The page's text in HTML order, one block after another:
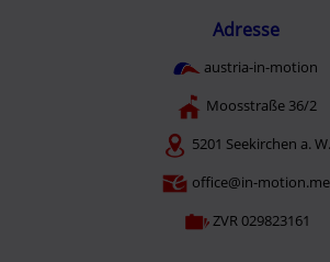
Adresse
austria-in-motion
Moosstraße 36/2
5201 Seekirchen a. W.
office@in-motion.me
ZVR 029823161